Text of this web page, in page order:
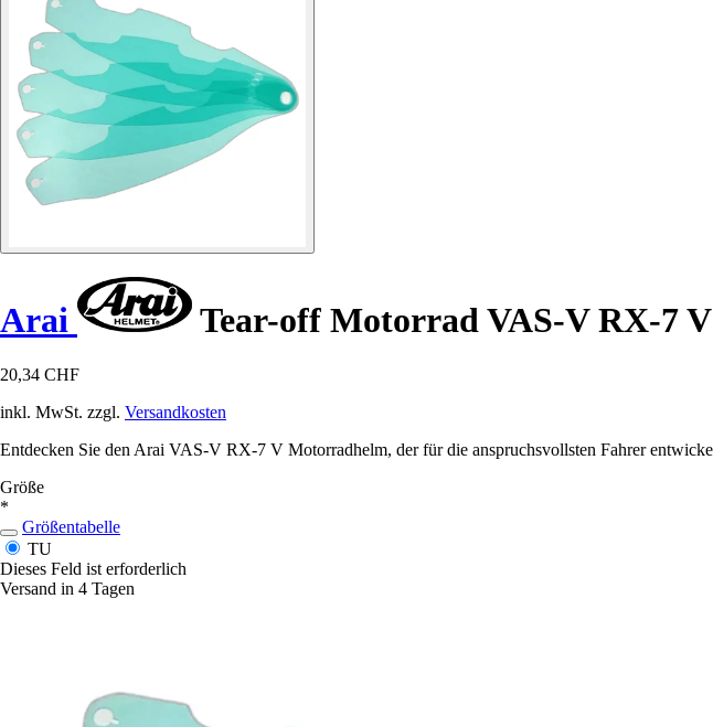
Arai Tear-off Motorrad VAS-V RX-7
20,34 CHF
inkl. MwSt. zzgl. Versandkosten
Entdecken Sie den Arai VAS-V RX-7 V Motorradhelm, der für die anspruchsvollsten Fahrer
Größe
*
Größentabelle
TU
Dieses Feld ist erforderlich
Versand in 4 Tagen